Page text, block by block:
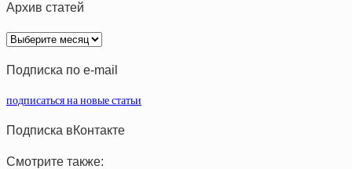
Архив статей
Архив
статей
Подписка по e-mail
подписаться на новые статьи
Подписка вКонтакте
Смотрите также: